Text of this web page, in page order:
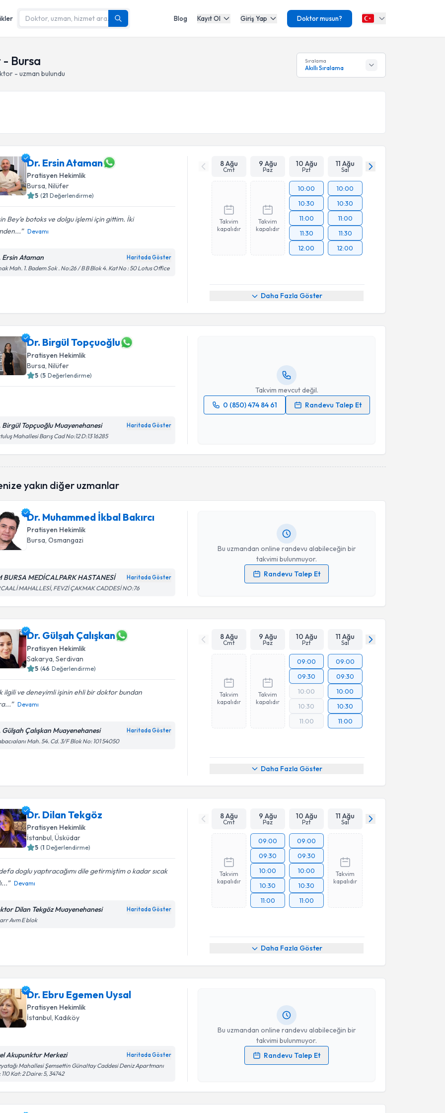
Blog Kayıt Ol Giriş Yap Doktor musun?
Bursa
- uzman bulundu
Sıralama
Akıllı Sıralama
Dr. Ersin Ataman
Pratisyen Hekimlik
Bursa, Nilüfer
5 (21 Değerlendirme)
Bey’e botoks ve dolgu işlemi için gittim. İki
Devamı
Ersin Ataman Haritada Göster
Mah. 1. Badem Sok . No:26 / B B Blok 4. Kat No : 50 Lotus Office
8 Ağu
Cmt
9 Ağu
Paz
10 Ağu
Pzt
11 Ağu
Sal
Takvim
kapalıdır
Takvim
kapalıdır
10:00
10:30
11:00
11:30
12:00
10:00
10:30
11:00
11:30
12:00
Daha Fazla Göster
Dr. Birgül Topçuoğlu
Pratisyen Hekimlik
Bursa , Nilüfer
5 (5 Değerlendirme)
Birgül Topçuoğlu Muayenehanesi Haritada Göster
Mahallesi Barış Cad No:12 D:13 16285
Takvim mevcut değil.
0 (850) 474 84 61
Randevu Talep Et
Randevu Takvimi Talebi
yakın diğer uzmanlar
Dr. Muhammed İkbal Bakırcı
Pratisyen Hekimlik
Bursa , Osmangazi
BURSA MEDİCALPARK HASTANESİ Haritada Göster
MAHALLESİ, FEVZİ ÇAKMAK CADDESİ NO:76
Bu uzmandan online randevu alabileceğin bir
takvimi bulunmuyor.
Randevu Talep Et
Kişisel verilerimin işlenmesine ilişkinAydınlatma Metni
Takvim Talebini Gönder
Dr. Gülşah Çalışkan
Pratisyen Hekimlik
Sakarya , Serdivan
5 (46 Değerlendirme)
ilgili ve deneyimli işinin ehli bir doktor bundan
Devamı
Gülşah Çalışkan Muayenehanesi Haritada Göster
Mah. 54. Cd. 3/F Blok No: 101 54050
8 Ağu
Cmt
9 Ağu
Paz
10 Ağu
Pzt
11 Ağu
Sal
Takvim
kapalıdır
Takvim
kapalıdır
09:00
09:30
10:00
10:30
11:00
09:00
09:30
10:00
10:30
11:00
Daha Fazla Göster
Dr. Dilan Tekgöz
Pratisyen Hekimlik
İstanbul, Üsküdar
5 (1 Değerlendirme)
doglu yaptıracağımı dile getirmiştim o kadar sıcak
Devamı
Dilan Tekgöz Muayenehanesi Haritada Göster
Avm E blok
8 Ağu
Cmt
9 Ağu
Paz
10 Ağu
Pzt
11 Ağu
Sal
Takvim
kapalıdır
09:00
09:30
10:00
10:30
11:00
09:00
09:30
10:00
10:30
11:00
Takvim
kapalıdır
Daha Fazla Göster
Dr. Ebru Egemen Uysal
Pratisyen Hekimlik
İstanbul , Kadıköy
Akupunktur Merkezi Haritada Göster
Mahallesi Şemsettin Günaltay Caddesi Deniz Apartmanı
110 Kat: 2 Daire: 5, 34742
Bu uzmandan online randevu alabileceğin bir
takvimi bulunmuyor.
Randevu Talep Et
Randevu Takvimi Talebi
Dr. Ebru Egemen Uysaliçin randevu takvimi talebi oluşturun.
Size bu uzmandan randevu almanız için bir takvim
Kişisel verilerimin işlenmesine ilişkinAydınlatma Metni
Randevu Takvimi Talebi